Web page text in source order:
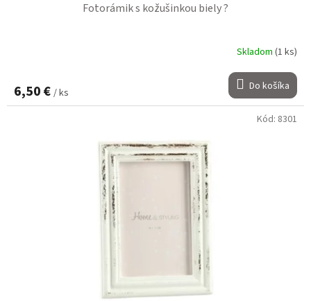
Fotorámik s kožušinkou biely ?
Skladom (1 ks)
6,50 € / ks Do košíka
Kód: 8301